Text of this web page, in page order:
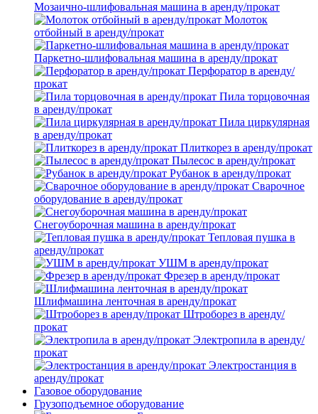
Мозаично-шлифовальная машина в аренду/прокат
Молоток
отбойный в аренду/прокат
Паркетно-шлифовальная машина в аренду/прокат
Перфоратор в аренду/
прокат
Пила торцовочная
в аренду/прокат
Пила циркулярная
в аренду/прокат
Плиткорез в аренду/прокат
Пылесос в аренду/прокат
Рубанок в аренду/прокат
Сварочное
оборудование в аренду/прокат
Снегоуборочная машина в аренду/прокат
Тепловая пушка в
аренду/прокат
УШМ в аренду/прокат
Фрезер в аренду/прокат
Шлифмашина ленточная в аренду/прокат
Штроборез в аренду/
прокат
Электропила в аренду/
прокат
Электростанция в
аренду/прокат
Газовое оборудование
Грузоподъемное оборудование